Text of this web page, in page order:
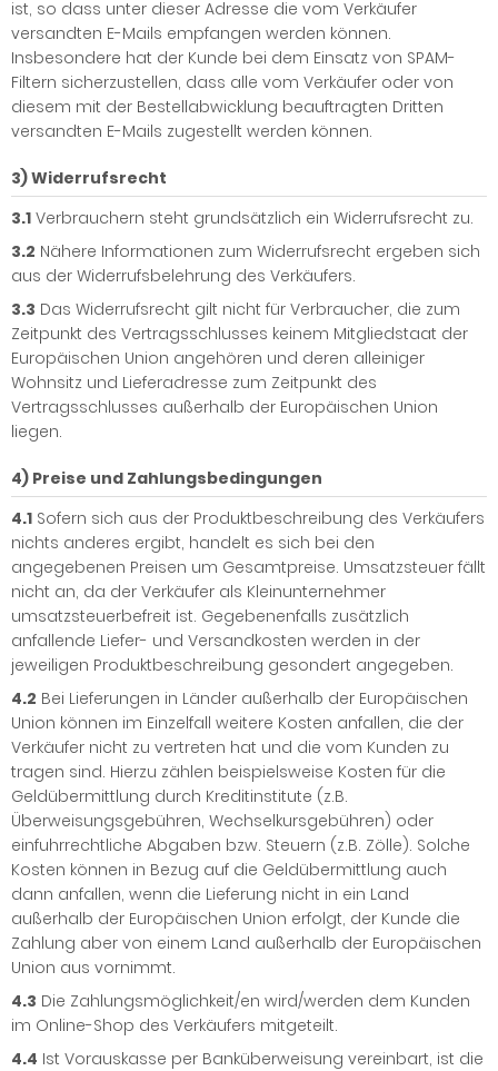
ist, so dass unter dieser Adresse die vom Verkäufer
versandten E-Mails empfangen werden können.
Insbesondere hat der Kunde bei dem Einsatz von SPAM-
Filtern sicherzustellen, dass alle vom Verkäufer oder von
diesem mit der Bestellabwicklung beauftragten Dritten
versandten E-Mails zugestellt werden können.
3) Widerrufsrecht
3.1 Verbrauchern steht grundsätzlich ein Widerrufsrecht zu.
3.2 Nähere Informationen zum Widerrufsrecht ergeben sich
aus der Widerrufsbelehrung des Verkäufers.
3.3 Das Widerrufsrecht gilt nicht für Verbraucher, die zum
Zeitpunkt des Vertragsschlusses keinem Mitgliedstaat der
Europäischen Union angehören und deren alleiniger
Wohnsitz und Lieferadresse zum Zeitpunkt des
Vertragsschlusses außerhalb der Europäischen Union
liegen.
4) Preise und Zahlungsbedingungen
4.1 Sofern sich aus der Produktbeschreibung des Verkäufers
nichts anderes ergibt, handelt es sich bei den
angegebenen Preisen um Gesamtpreise. Umsatzsteuer fällt
nicht an, da der Verkäufer als Kleinunternehmer
umsatzsteuerbefreit ist. Gegebenenfalls zusätzlich
anfallende Liefer- und Versandkosten werden in der
jeweiligen Produktbeschreibung gesondert angegeben.
4.2 Bei Lieferungen in Länder außerhalb der Europäischen
Union können im Einzelfall weitere Kosten anfallen, die der
Verkäufer nicht zu vertreten hat und die vom Kunden zu
tragen sind. Hierzu zählen beispielsweise Kosten für die
Geldübermittlung durch Kreditinstitute (z.B.
Überweisungsgebühren, Wechselkursgebühren) oder
einfuhrrechtliche Abgaben bzw. Steuern (z.B. Zölle). Solche
Kosten können in Bezug auf die Geldübermittlung auch
dann anfallen, wenn die Lieferung nicht in ein Land
außerhalb der Europäischen Union erfolgt, der Kunde die
Zahlung aber von einem Land außerhalb der Europäischen
Union aus vornimmt.
4.3 Die Zahlungsmöglichkeit/en wird/werden dem Kunden
im Online-Shop des Verkäufers mitgeteilt.
4.4 Ist Vorauskasse per Banküberweisung vereinbart, ist die